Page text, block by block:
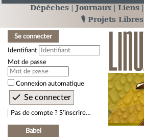
Dépêches Journaux Liens
🎙️ Projets Libres
Se connecter
Identifiant
Mot de passe
Connexion automatique
Pas de compte ? S’inscrire…
Babel